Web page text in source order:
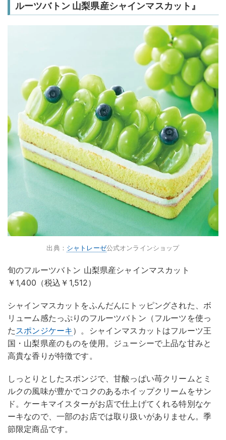
ルーツバトン 山梨県産シャインマスカット』
出典： シャトレーゼ公式オンラインショップ
旬のフルーツバトン 山梨県産シャインマスカット
￥1,400（税込￥1,512）
シャインマスカットをふんだんにトッピングされた、ボ
リューム感たっぷりのフルーツバトン（フルーツを使っ
たスポンジケーキ ）。シャインマスカットはフルーツ王
国・山梨県産のものを使用。ジューシーで上品な甘みと
高貴な香りが特徴です。
しっとりとしたスポンジで、甘酸っぱい苺クリームとミ
ルクの風味が豊かでコクのあるホイップクリームをサン
ド。ケーキマイスターがお店で仕上げてくれる特別なケ
ーキなので、一部のお店では取り扱いがありません。季
節限定商品です。